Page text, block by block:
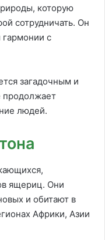
которую
сотрудничать. Он
гармонии с
загадочным и
продолжает
людей.
ящериц. Они
и обитают в
Африки, Азии